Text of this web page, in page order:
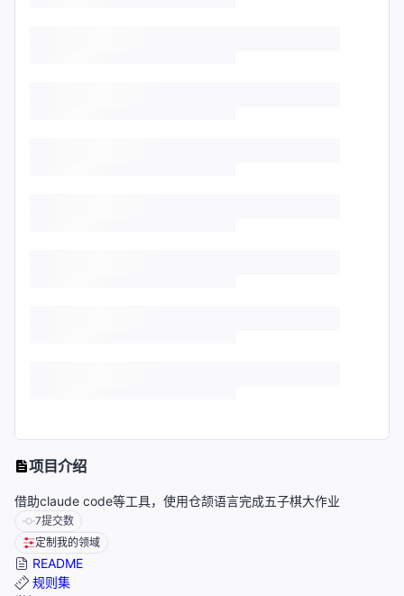
项目介绍
借助claude code等工具，使用仓颉语言完成五子棋大作业
7提交数
定制我的领域
README
规则集